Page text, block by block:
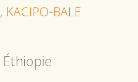
KACIPO-BALE
Éthiopie